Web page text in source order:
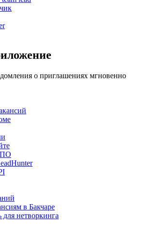
о приглашениях мгновенно
ПО
в Бакчаре
для нетворкинга